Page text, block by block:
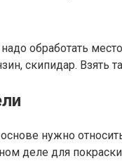
обработать
скипидар. Взять
нужно
деле для